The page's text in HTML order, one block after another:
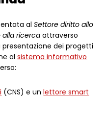
alSettore diritto allo
alla ricerca attraverso
presentazione dei progetti
alsistema informativo
(CNS) e unlettore smart